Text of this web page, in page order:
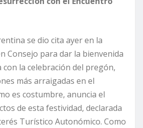
se dio cita ayer en la
Consejo para dar la bienvenida
con la celebración del pregón,
más arraigadas en el
es costumbre, anuncia el
de esta festividad, declarada
Turístico Autonómico. Como